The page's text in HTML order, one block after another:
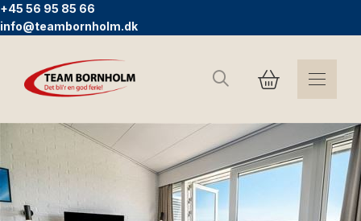
+45 56 95 85 66
info@teambornholm.dk
Suchen